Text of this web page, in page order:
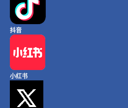
抖音
小红书